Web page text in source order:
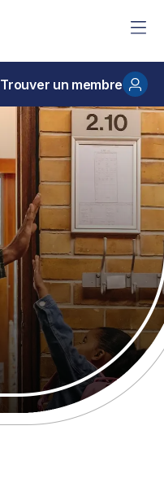
Trouver un membre